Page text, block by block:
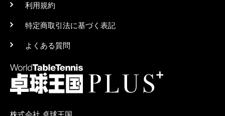
利用規約
特定商取引法に基づく表記
よくある質問
株式会社 卓球王国